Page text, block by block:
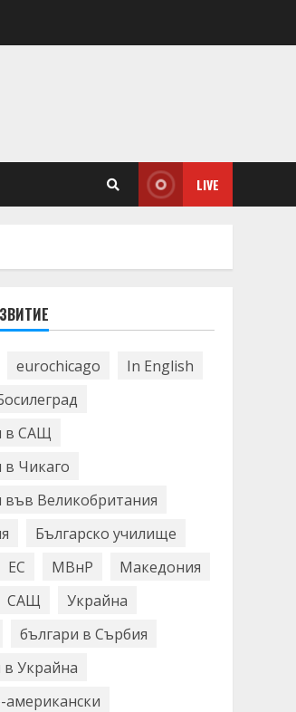
LIVE
eurochicago
In English
в САЩ
в Чикаго
във Великобритания
Българско училище
ЕС МВнР
Македония
САЩ
Украйна
българи в Сърбия
в Украйна
американски